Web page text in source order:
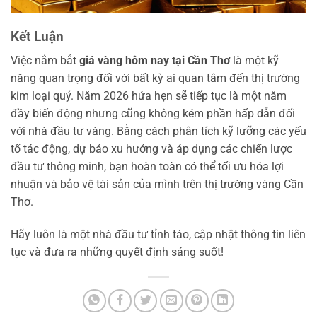
Kết Luận
Việc nắm bắt giá vàng hôm nay tại Cần Thơlà một kỹ
năng quan trọng đối với bất kỳ ai quan tâm đến thị trường
kim loại quý. Năm 2026 hứa hẹn sẽ tiếp tục là một năm
đầy biến động nhưng cũng không kém phần hấp dẫn đối
với nhà đầu tư vàng. Bằng cách phân tích kỹ lưỡng các yếu
tố tác động, dự báo xu hướng và áp dụng các chiến lược
đầu tư thông minh, bạn hoàn toàn có thể tối ưu hóa lợi
nhuận và bảo vệ tài sản của mình trên thị trường vàng Cần
Thơ.
Hãy luôn là một nhà đầu tư tỉnh táo, cập nhật thông tin liên
tục và đưa ra những quyết định sáng suốt!